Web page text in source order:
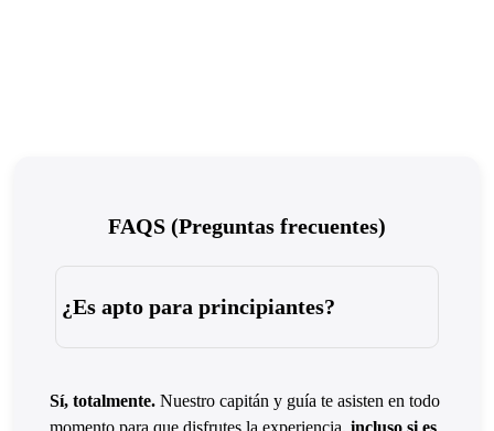
FAQS (Preguntas frecuentes)
¿Es apto para principiantes?
Sí, totalmente. Nuestro capitán y guía te asisten en todo